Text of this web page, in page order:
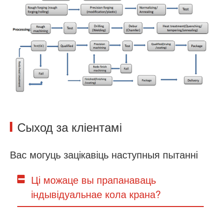
Сыход за кліентамі
Вас могуць зацікавіць наступныя пытанні
Ці можаце вы прапанаваць
індывідуальнае кола крана?